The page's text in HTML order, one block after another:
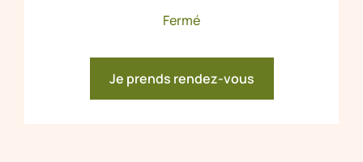
Fermé
Je prends rendez-vous